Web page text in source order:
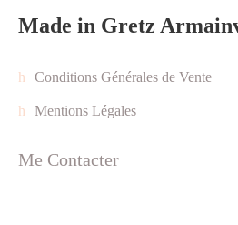
Made in Gretz
Conditions Générales de Vente
Mentions Légales
Me Contacter